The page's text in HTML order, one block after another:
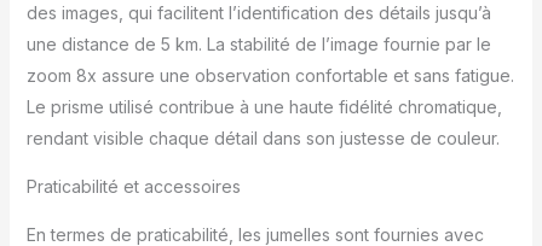
COMPLETS - sac, sangle
en néoprène, housse de
pluie, capuchons
d'objectif
des images, qui facilitent l’identification des détails jusqu’à
une distance de 5 km. La stabilité de l’image fournie par le
zoom 8x assure une observation confortable et sans fatigue.
Le prisme utilisé contribue à une haute fidélité chromatique,
rendant visible chaque détail dans son justesse de couleur.
Praticabilité et accessoires
En termes de praticabilité, les jumelles sont fournies avec